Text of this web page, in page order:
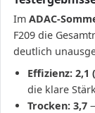
Im ADAC-
F209 die
deutlich
Effizienz: 2,1
die klare
Trocken: 3,7